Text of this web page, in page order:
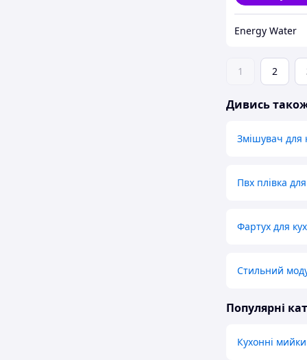
Energy Water
1 2
Дивись
Змішувач для
Пвх плівка
Фартух для
Стильний
Популярні
Кухонні мийки